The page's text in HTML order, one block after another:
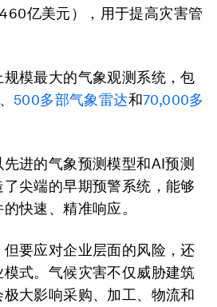
460亿美元），用于提高灾害管
模最大的气象观测系统，包
、 500多部气象雷达和70,000多
进的气象预测模型和AI预测
尖端的早期预警系统，能够
快速、精准响应。
要应对企业层面的风险，还
式。气候灾害不仅威胁建筑
大影响采购、加工、物流和